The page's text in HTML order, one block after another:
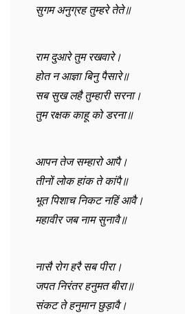
सुगम अनुग्रह तुम्हरे तेते॥
राम दुआरे तुम रखवारे।
होत न आज्ञा बिनु पैसारे॥
सब सुख लहै तुम्हारी सरना।
तुम रक्षक काहू को डरना॥
आपन तेज सम्हारो आपै।
तीनों लोक हांक ते कांपै॥
भूत पिशाच निकट नहिं आवै।
महावीर जब नाम सुनावै॥
नासै रोग हरै सब पीरा।
जपत निरंतर हनुमत बीरा॥
संकट ते हनुमान छुड़ावै।